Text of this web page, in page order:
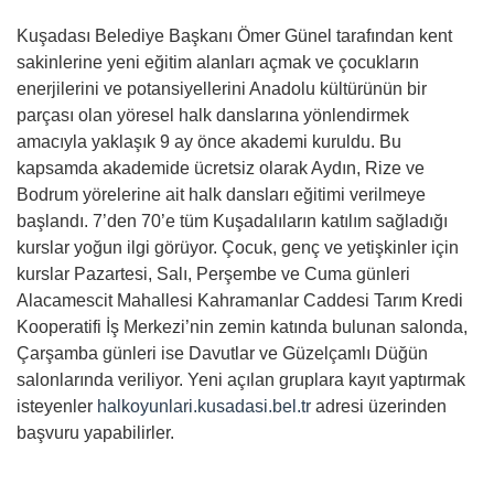
Kuşadası Belediye Başkanı Ömer Günel tarafından kent
sakinlerine yeni eğitim alanları açmak ve çocukların
enerjilerini ve potansiyellerini Anadolu kültürünün bir
parçası olan yöresel halk danslarına yönlendirmek
amacıyla yaklaşık 9 ay önce akademi kuruldu. Bu
kapsamda akademide ücretsiz olarak Aydın, Rize ve
Bodrum yörelerine ait halk dansları eğitimi verilmeye
başlandı. 7’den 70’e tüm Kuşadalıların katılım sağladığı
kurslar yoğun ilgi görüyor. Çocuk, genç ve yetişkinler için
kurslar Pazartesi, Salı, Perşembe ve Cuma günleri
Alacamescit Mahallesi Kahramanlar Caddesi Tarım Kredi
Kooperatifi İş Merkezi’nin zemin katında bulunan salonda,
Çarşamba günleri ise Davutlar ve Güzelçamlı Düğün
salonlarında veriliyor. Yeni açılan gruplara kayıt yaptırmak
isteyenler halkoyunlari.kusadasi.bel.tr adresi üzerinden
başvuru yapabilirler.